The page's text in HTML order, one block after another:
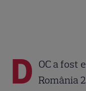
D OC a fost
România